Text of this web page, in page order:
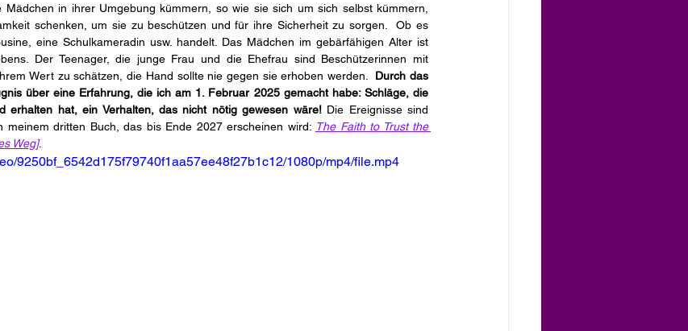
in ihrer Umgebung kümmern, so wie sie sich um sich selbst kümmern,
schenken, um sie zu beschützen und für ihre Sicherheit zu sorgen.  Ob es
eine Schulkameradin usw. handelt. Das Mädchen im gebärfähigen Alter ist
Der Teenager, die junge Frau und die Ehefrau sind Beschützerinnen mit
Wert zu schätzen, die Hand sollte nie gegen sie erhoben werden. Durch das
über eine Erfahrung, die ich am 1. Februar 2025 gemacht habe: Schläge, die
erhalten hat, ein Verhalten, das nicht nötig gewesen wäre! Die Ereignisse sind
meinem dritten Buch, das bis Ende 2027 erscheinen wird: The Faith to Trust the
Weg].
9250bf_6542d175f79740f1aa57ee48f27b1c12/1080p/mp4/file.mp4